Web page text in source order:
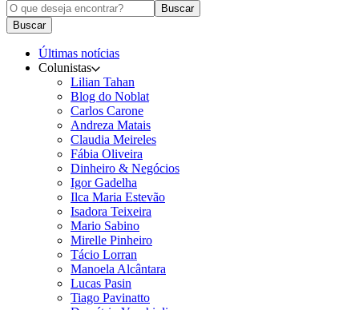
Buscar
Buscar
Últimas notícias
Colunistas
Lilian Tahan
Blog do Noblat
Carlos Carone
Andreza Matais
Claudia Meireles
Fábia Oliveira
Dinheiro & Negócios
Igor Gadelha
Ilca Maria Estevão
Isadora Teixeira
Mario Sabino
Mirelle Pinheiro
Tácio Lorran
Manoela Alcântara
Lucas Pasin
Tiago Pavinatto